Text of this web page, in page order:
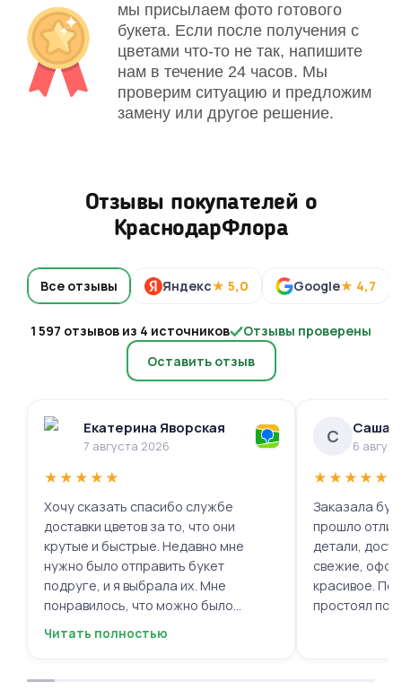
мы присылаем фото готового
букета. Если после получения с
цветами что-то не так, напишите
нам в течение 24 часов. Мы
проверим ситуацию и предложим
замену или другое решение.
Отзывы покупателей о
КраснодарФлора
Все отзывы Яндекс★ 5,0 Google★ 4,7
1 597 отзывов из 4 источников
Отзывы проверены
Оставить отзыв
Екатерина Яворская
7 августа 2026
★★★★★
Хочу сказать спасибо службе
доставки цветов за то, что они
крутые и быстрые. Недавно мне
нужно было отправить букет
подруге, и я выбрала их. Мне
понравилось, что можно было
выбрать цветы и оформить заказ
время, и цветы были свежие и
Читать полностью
С Саша
6
★★★★★
Заказала
прошло
детали,
свежие,
красивое.
простоял